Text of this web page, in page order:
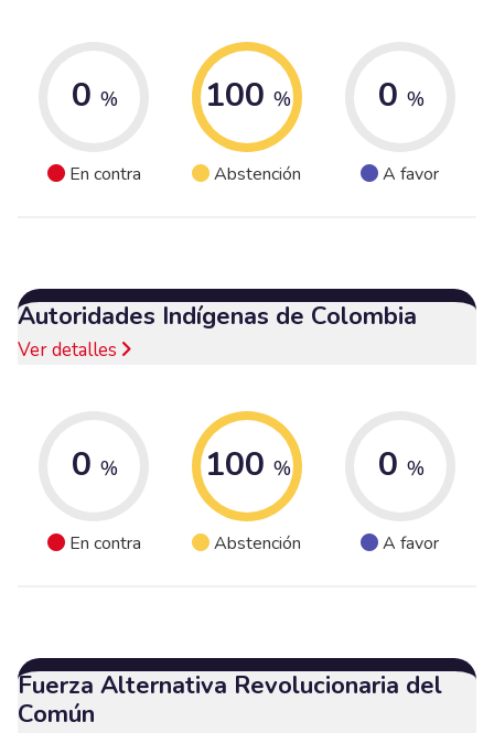
0 %
En contra
100 %
Abstención
0 %
A favor
Autoridades Indígenas de Colombia
Ver detalles
0 %
En contra
100 %
Abstención
0 %
A favor
Fuerza Alternativa Revolucionaria del
Común